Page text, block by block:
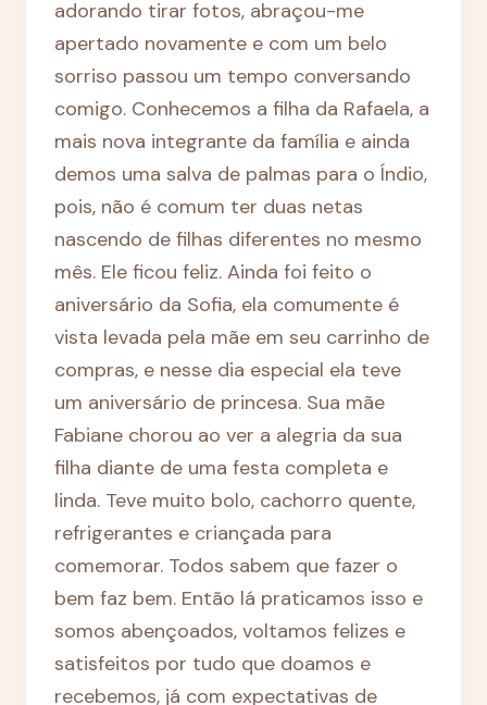
adorando tirar fotos, abraçou-me
apertado novamente e com um belo
sorriso passou um tempo conversando
comigo. Conhecemos a filha da Rafaela, a
mais nova integrante da família e ainda
demos uma salva de palmas para o Índio,
pois, não é comum ter duas netas
nascendo de filhas diferentes no mesmo
mês. Ele ficou feliz. Ainda foi feito o
aniversário da Sofia, ela comumente é
vista levada pela mãe em seu carrinho de
compras, e nesse dia especial ela teve
um aniversário de princesa. Sua mãe
Fabiane chorou ao ver a alegria da sua
filha diante de uma festa completa e
linda. Teve muito bolo, cachorro quente,
refrigerantes e criançada para
comemorar. Todos sabem que fazer o
bem faz bem. Então lá praticamos isso e
somos abençoados, voltamos felizes e
satisfeitos por tudo que doamos e
recebemos, já com expectativas de